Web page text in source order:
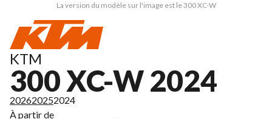
La version du modèle sur l'image est le 300 XC-W
KTM
300 XC-W 2024
202620252024
À partir de